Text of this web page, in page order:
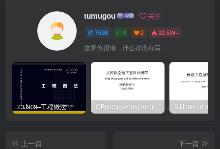
tumugou 关注
7698 0 2 32.5W+
这家伙很懒，什么都没有写...
23J909–工程做法 GB50038-2005(2023版)–人民防空地下室设计规范
上一篇
下一篇